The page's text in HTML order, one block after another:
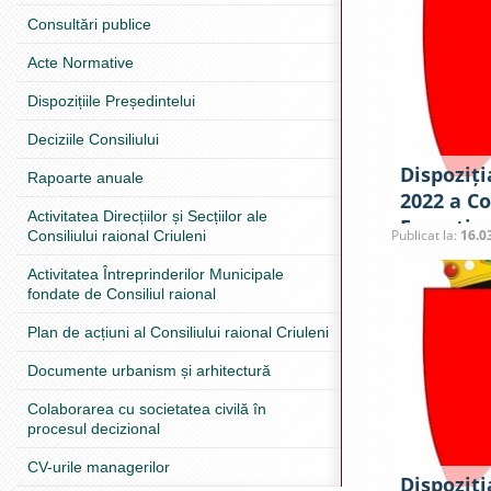
Consultări publice
Acte Normative
Dispozițiile Președintelui
Deciziile Consiliului
Rapoarte anuale
Activitatea Direcțiilor și Secțiilor ale
Consiliului raional Criuleni
Activitatea Întreprinderilor Municipale
fondate de Consiliul raional
Plan de acțiuni al Consiliului raional Criuleni
Documente urbanism și arhitectură
Colaborarea cu societatea civilă în
procesul decizional
CV-urile managerilor
2022 a
Criuleni
Publicat la: